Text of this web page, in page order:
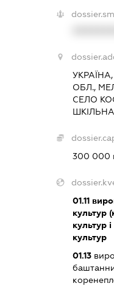
ОБЛ.,
СЕЛО
300 000
01.11
культур
культур
культур
01.13